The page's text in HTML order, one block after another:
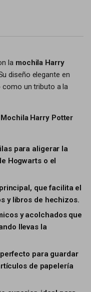
la mochila Harry
diseño elegante en
un tributo a la
Mochila Harry Potter
para aligerar la
Hogwarts o el
que facilita el
y libros de hechizos.
y acolchados que
llevas la
para guardar
de papelería